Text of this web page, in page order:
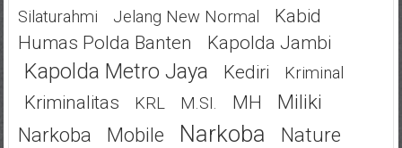
Silaturahmi
Jelang New Normal
Kabid
Humas Polda Banten
Kapolda Jambi
Kapolda Metro Jaya Kediri Kriminal
Kriminalitas KRL M.SI. MH
Miliki
Narkoba
Mobile Narkoba Nature